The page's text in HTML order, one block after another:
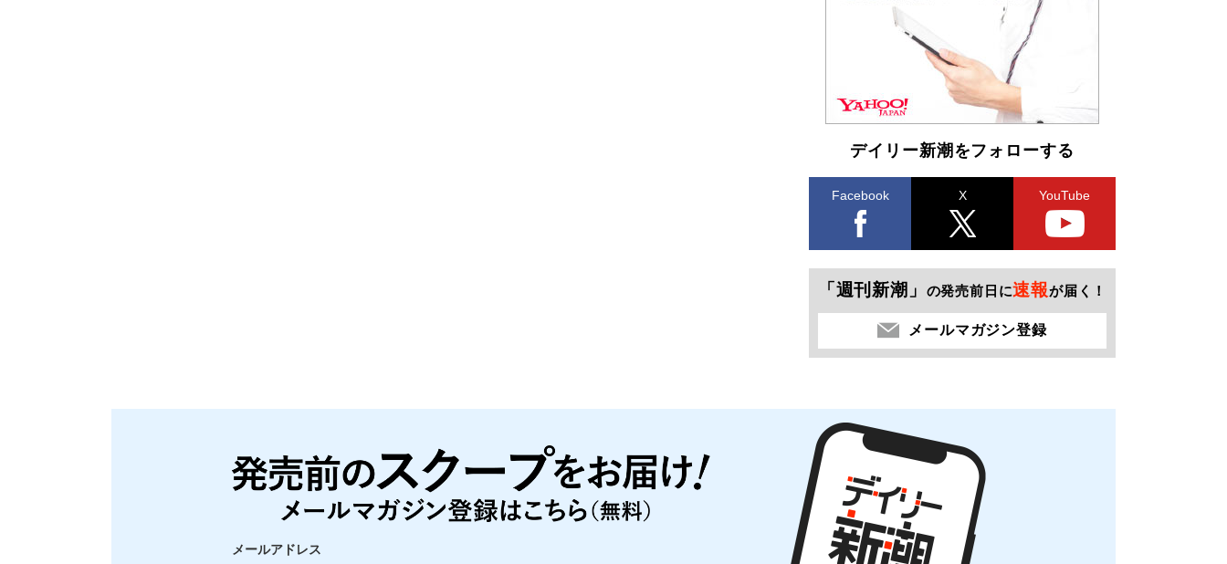
デイリー新潮をフォローする
Facebook X YouTube
「週刊新潮」 の発売前日に速報が届く！
メールマガジン登録
メールアドレス